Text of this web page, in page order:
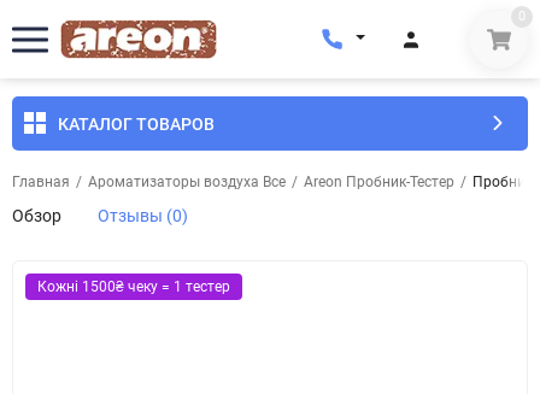
0
КАТАЛОГ ТОВАРОВ
Главная / Ароматизаторы воздуха Все / Areon Пробник-Тестер / Пробник-
Обзор Отзывы (0)
Кожні 1500₴ чеку = 1 тестер